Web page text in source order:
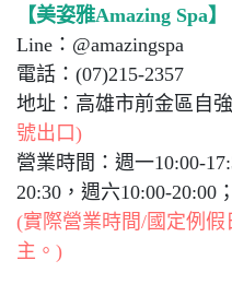
【美姿雅Amazing Spa】
Line：@amazingspa
電話：(07)215-2357
地址：高雄市前金區自
號出口)
營業時間：週一10:00-
20:30，週六10:00-20:00
(實際營業時間/國定例
主。)